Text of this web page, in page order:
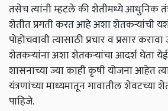
तसेच त्यांनी म्हटले की शेतीमध्ये आधुनिक
शेतीत प्रगती करत आहे अशा शेतकऱ्यांची
पोहोचवावी त्यासाठी प्रचार व प्रसार
शेतकऱ्यांना अशा शेतकऱ्यांचा आदर्श घेता
शासनाच्या ज्या काही कृषी योजना आहेत
यंत्रणांच्या माध्यमातून गावातील शेवटच्या
पाहिजे.